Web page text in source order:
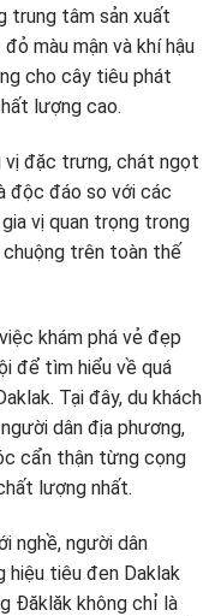
trung tâm sản xuất
màu mận và khí hậu
cho cây tiêu phát
lượng cao.
vị đặc trưng, chát ngọt
độc đáo so với các
vị quan trọng trong
trên toàn thế
khám phá vẻ đẹp
để tìm hiểu về quá
Tại đây, du khách
dân địa phương,
cẩn thận từng cọng
lượng nhất.
nghề, người dân
tiêu đen Daklak
Đăklăk không chỉ là